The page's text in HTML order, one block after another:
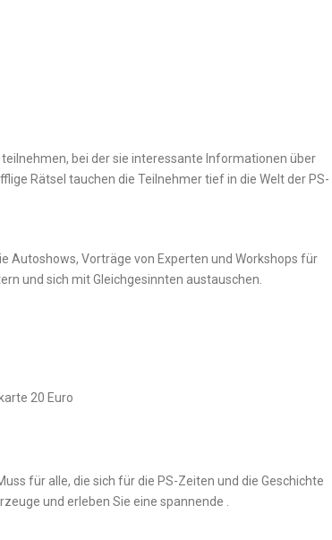
bei der ⁢sie interessante Informationen über
Rätsel ​tauchen die Teilnehmer tief in die Welt‍ der PS-
Autoshows, Vorträge von Experten und Workshops für
und sich mit Gleichgesinnten ‍austauschen.
20 Euro
für alle, die sich für die PS-Zeiten und die Geschichte
und erleben ‌Sie⁤ eine spannende .